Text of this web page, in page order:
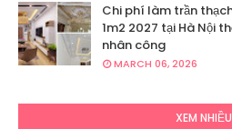
Chi phí làm trần
1m2 2027 tại Hà Nội
nhân công
MARCH 06, 2026
XEM NHIỀU